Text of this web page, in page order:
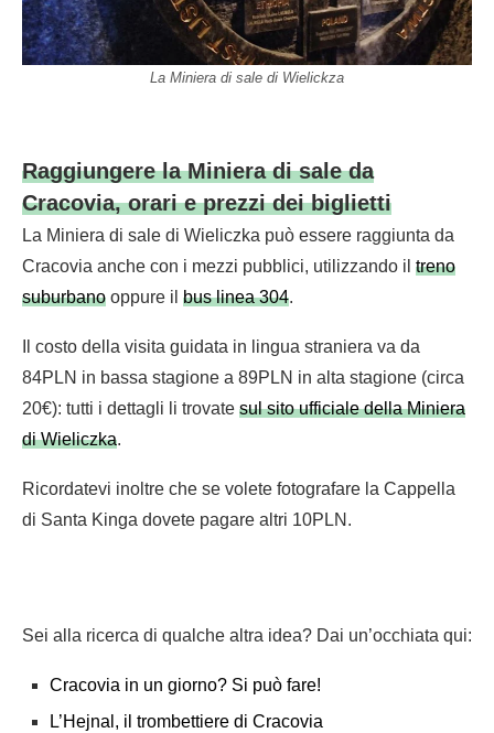
La Miniera di sale di Wielickza
Raggiungere la Miniera di sale da
Cracovia, orari e prezzi dei biglietti
La Miniera di sale di Wieliczka può essere raggiunta da
Cracovia anche con i mezzi pubblici, utilizzando il treno
suburbano oppure il bus linea 304.
Il costo della visita guidata in lingua straniera va da
84PLN in bassa stagione a 89PLN in alta stagione (circa
20€): tutti i dettagli li trovate sul sito ufficiale della Miniera
di Wieliczka.
Ricordatevi inoltre che se volete fotografare la Cappella
di Santa Kinga dovete pagare altri 10PLN.
Sei alla ricerca di qualche altra idea? Dai un’occhiata qui:
Cracovia in un giorno? Si può fare!
L’Hejnal, il trombettiere di Cracovia